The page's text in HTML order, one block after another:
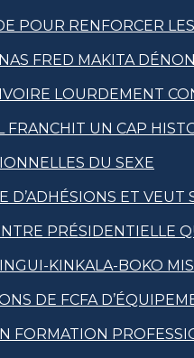
POUR RENFORCER
FRED MAKITA
LOURDEMENT
UN CAP
DU SEXE
D’ADHÉSIONS ET
PRÉSIDENTIELLE
KINKALA-BOKO
DE FCFA
FORMATION